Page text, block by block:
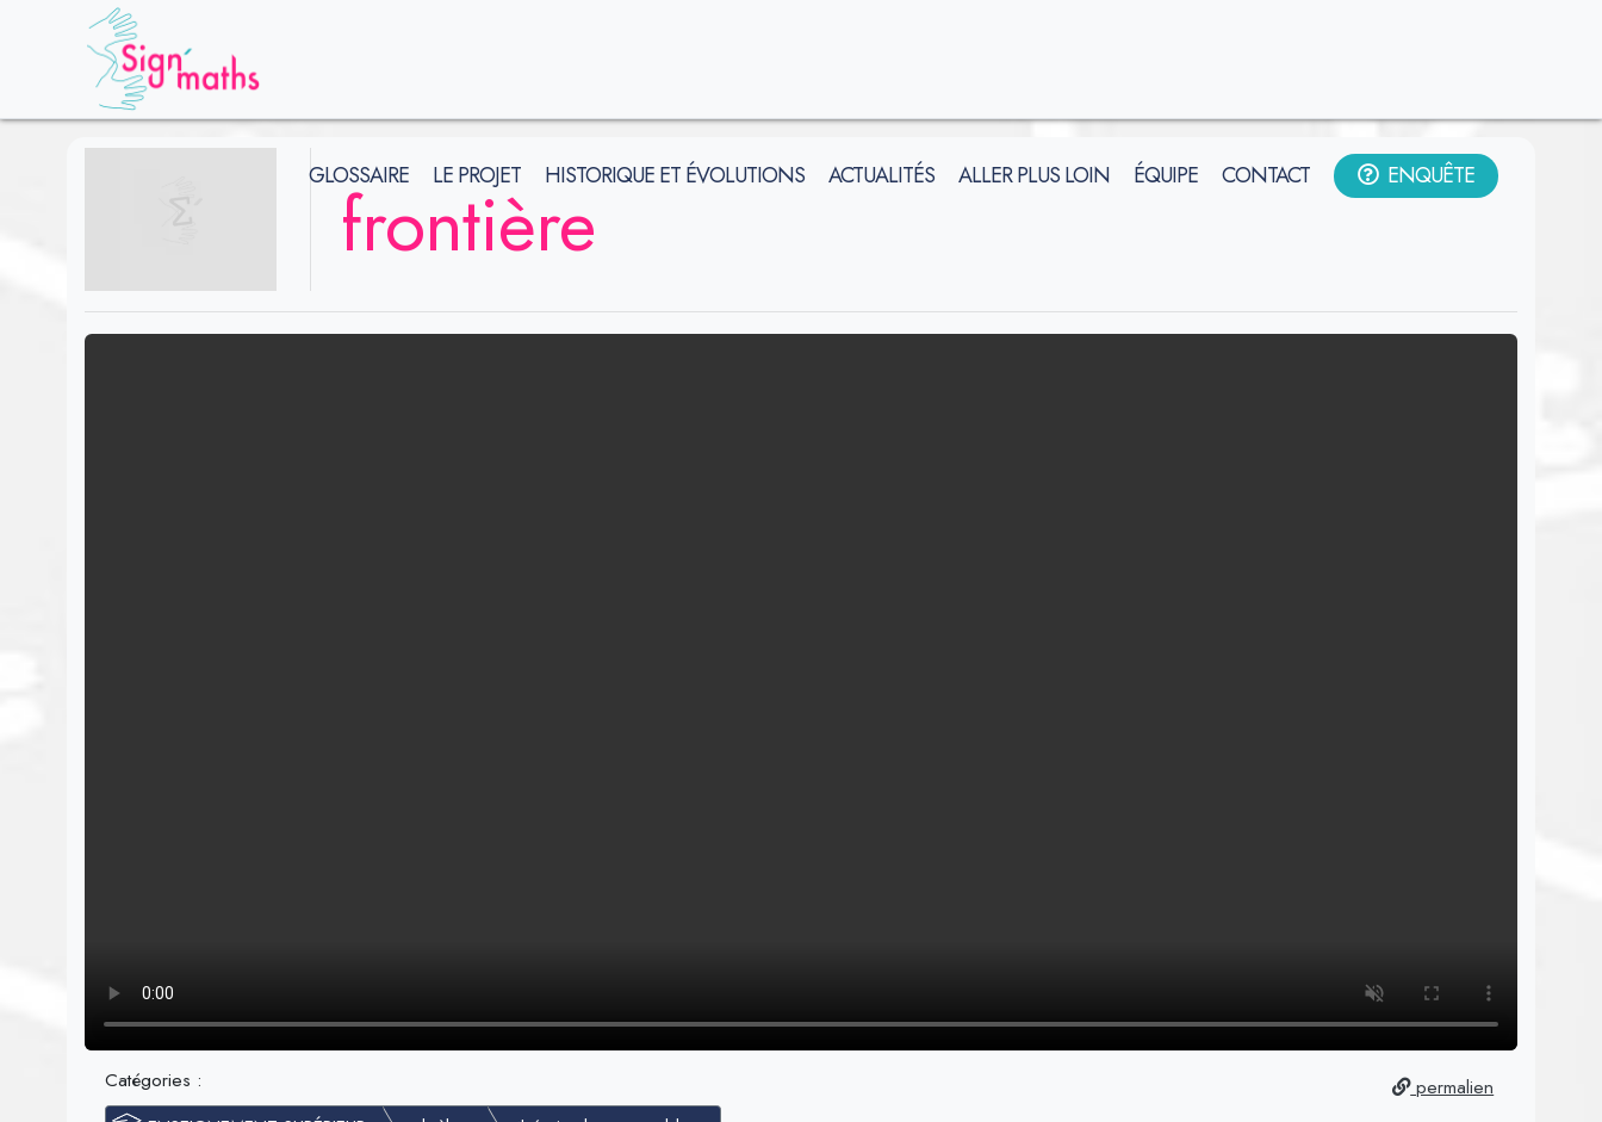
GLOSSAIRE LE PROJET HISTORIQUE ET ÉVOLUTIONS ACTUALITÉS ALLER PLUS LOIN ÉQUIPE CONTACT ENQUÊTE
frontière
permalien
Catégories :